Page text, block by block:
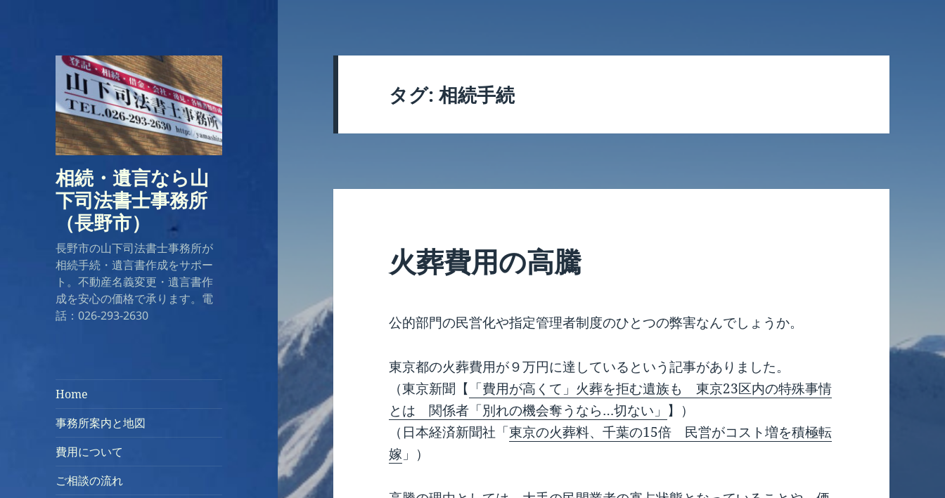
相続・遺言なら山
下司法書士事務所
（長野市）
長野市の山下司法書士事務所が
相続手続・遺言書作成をサポー
ト。不動産名義変更・遺言書作
成を安心の価格で承ります。電
話：026-293-2630
Home
事務所案内と地図
費用について
ご相談の流れ
タグ:相続手続
火葬費用の高騰
公的部門の民営化や指定管理者制度のひとつの弊害なんでしょうか。
東京都の火葬費用が９万円に達しているという記事がありました。
（東京新聞【 「費用が高くて」火葬を拒む遺族も 東京23区内の特殊事情
とは 関係者「別れの機会奪うなら…切ない」 】）
（日本経済新聞社「東京の火葬料、千葉の15倍 民営がコスト増を積極転
嫁 」）